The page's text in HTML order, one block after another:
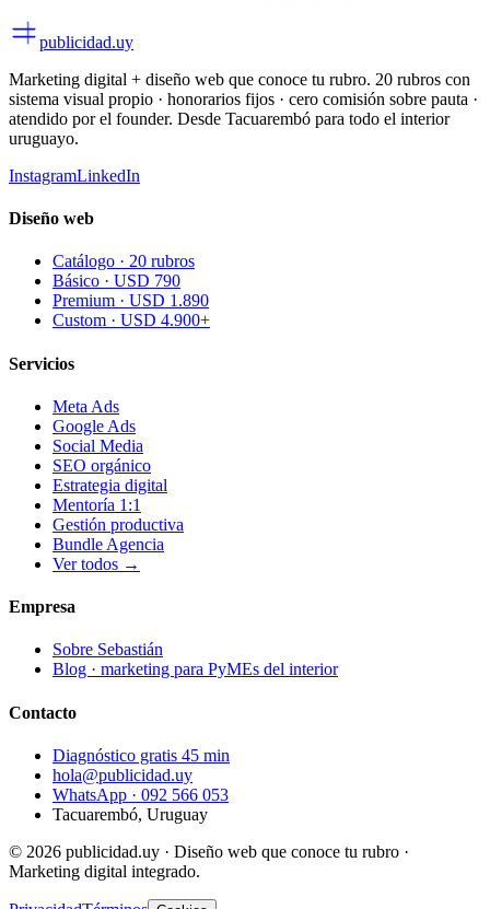
publicidad.uy
Marketing digital + diseño web que conoce tu rubro. 20 rubros con
sistema visual propio · honorarios fijos · cero comisión sobre pauta ·
atendido por el founder. Desde Tacuarembó para todo el interior
uruguayo.
InstagramLinkedIn
Diseño web
Catálogo · 20 rubros
Básico · USD 790
Premium · USD 1.890
Custom · USD 4.900+
Servicios
Meta Ads
Google Ads
Social Media
SEO orgánico
Estrategia digital
Mentoría 1:1
Gestión productiva
Bundle Agencia
Ver todos →
Empresa
Sobre Sebastián
Blog · marketing para PyMEs del interior
Contacto
Diagnóstico gratis 45 min
hola@publicidad.uy
WhatsApp · 092 566 053
Tacuarembó, Uruguay
© 2026 publicidad.uy · Diseño web que conoce tu rubro ·
Marketing digital integrado.